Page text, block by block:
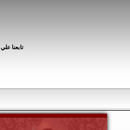
تابعنا علي